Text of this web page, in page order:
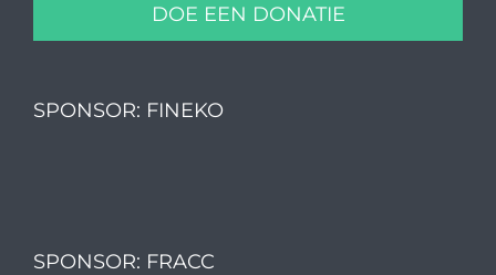
DOE EEN DONATIE
SPONSOR: FINEKO
SPONSOR: FRACC